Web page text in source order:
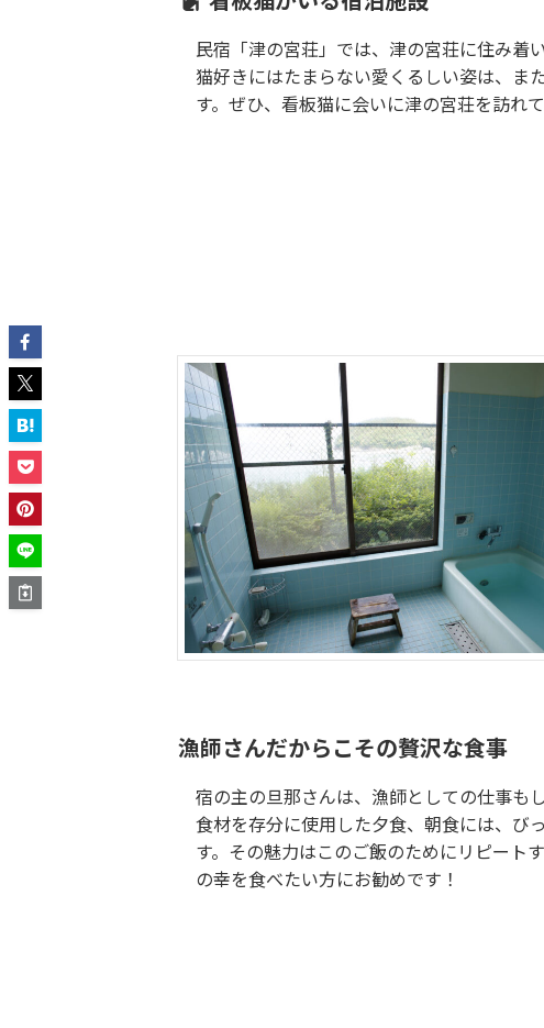
民宿「津の宮荘」では、津の宮荘に住み着
猫好きにはたまらない愛くるしい姿は、ま
す。ぜひ、看板猫に会いに津の宮荘を訪れ
漁師さんだからこその贅沢な食事
宿の主の旦那さんは、漁師としての仕事も
食材を存分に使用した夕食、朝食には、び
す。その魅力はこのご飯のためにリピート
の幸を食べたい方にお勧めです！